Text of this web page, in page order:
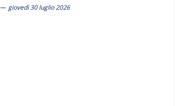
giovedì 30 luglio 2026